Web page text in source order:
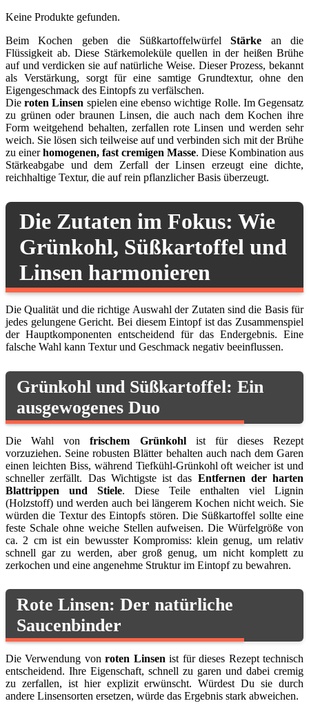
Keine Produkte gefunden.
Beim Kochen geben die SüßkartoffelwürfelStärke an die
Flüssigkeit ab. Diese Stärkemoleküle quellen in der heißen Brühe
auf und verdicken sie auf natürliche Weise. Dieser Prozess, bekannt
als Verstärkung, sorgt für eine samtige Grundtextur, ohne den
Eigengeschmack des Eintopfs zu verfälschen.
Dieroten Linsen spielen eine ebenso wichtige Rolle. Im Gegensatz
zu grünen oder braunen Linsen, die auch nach dem Kochen ihre
Form weitgehend behalten, zerfallen rote Linsen und werden sehr
weich. Sie lösen sich teilweise auf und verbinden sich mit der Brühe
zu einerhomogenen, fast cremigen Masse. Diese Kombination aus
Stärkeabgabe und dem Zerfall der Linsen erzeugt eine dichte,
reichhaltige Textur, die auf rein pflanzlicher Basis überzeugt.
Die Zutaten im Fokus: Wie
Grünkohl, Süßkartoffel und
Linsen harmonieren
Die Qualität und die richtige Auswahl der Zutaten sind die Basis für
jedes gelungene Gericht. Bei diesem Eintopf ist das Zusammenspiel
der Hauptkomponenten entscheidend für das Endergebnis. Eine
falsche Wahl kann Textur und Geschmack negativ beeinflussen.
Grünkohl und Süßkartoffel: Ein
ausgewogenes Duo
Die Wahl vonfrischem Grünkohlist für dieses Rezept
vorzuziehen. Seine robusten Blätter behalten auch nach dem Garen
einen leichten Biss, während Tiefkühl-Grünkohl oft weicher ist und
schneller zerfällt. Das Wichtigste ist das Entfernen der harten
Blattrippen und Stiele. Diese Teile enthalten viel Lignin
(Holzstoff) und werden auch bei längerem Kochen nicht weich. Sie
würden die Textur des Eintopfs stören. Die Süßkartoffel sollte eine
feste Schale ohne weiche Stellen aufweisen. Die Würfelgröße von
ca. 2 cm ist ein bewusster Kompromiss: klein genug, um relativ
schnell gar zu werden, aber groß genug, um nicht komplett zu
zerkochen und eine angenehme Struktur im Eintopf zu bewahren.
Rote Linsen: Der natürliche
Saucenbinder
Die Verwendung vonroten Linsen ist für dieses Rezept technisch
entscheidend. Ihre Eigenschaft, schnell zu garen und dabei cremig
zu zerfallen, ist hier explizit erwünscht. Würdest Du sie durch
andere Linsensorten ersetzen, würde das Ergebnis stark abweichen.